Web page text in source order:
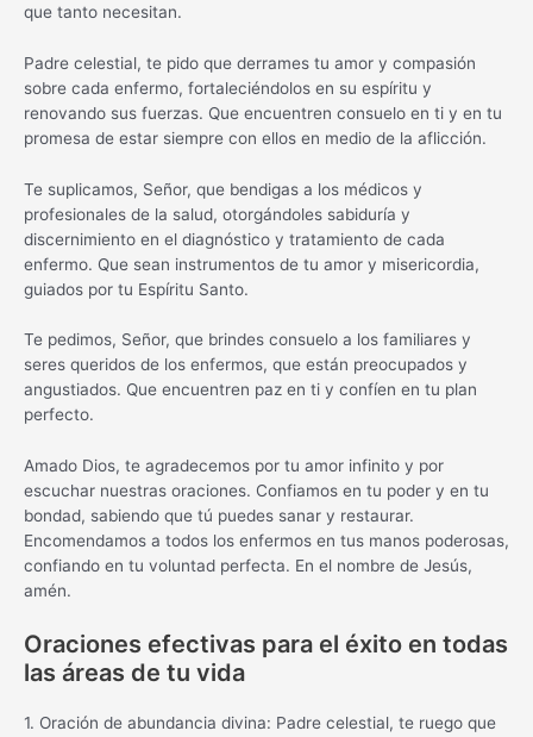
que tanto necesitan.
Padre celestial, te pido que derrames tu amor y compasión
sobre cada enfermo, fortaleciéndolos en su espíritu y
renovando sus fuerzas. Que encuentren consuelo en ti y en tu
promesa de estar siempre con ellos en medio de la aflicción.
Te suplicamos, Señor, que bendigas a los médicos y
profesionales de la salud, otorgándoles sabiduría y
discernimiento en el diagnóstico y tratamiento de cada
enfermo. Que sean instrumentos de tu amor y misericordia,
guiados por tu Espíritu Santo.
Te pedimos, Señor, que brindes consuelo a los familiares y
seres queridos de los enfermos, que están preocupados y
angustiados. Que encuentren paz en ti y confíen en tu plan
perfecto.
Amado Dios, te agradecemos por tu amor infinito y por
escuchar nuestras oraciones. Confiamos en tu poder y en tu
bondad, sabiendo que tú puedes sanar y restaurar.
Encomendamos a todos los enfermos en tus manos poderosas,
confiando en tu voluntad perfecta. En el nombre de Jesús,
amén.
Oraciones efectivas para el éxito en todas
las áreas de tu vida
1. Oración de abundancia divina: Padre celestial, te ruego que